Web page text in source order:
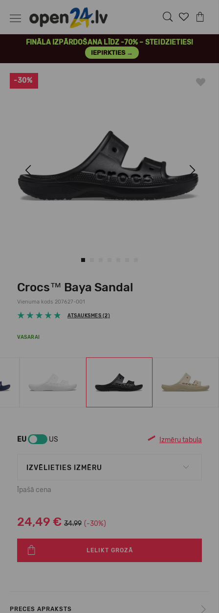
FINĀLA IZPĀRDOŠANA LĪDZ -70% – STEIDZIETIES!
IEPIRKTIES →
Previous Next
-30%
Crocs™ Baya Sandal
Vienuma kods 207627-001
ATSAUKSMES (2)
VASARAI
EU US Izmēru tabula
IZVĒLIETIES IZMĒRU
Īpašā cena
24,49 € 34.99 (-30%)
LELIKT GROZĀ
PRECES APRAKSTS